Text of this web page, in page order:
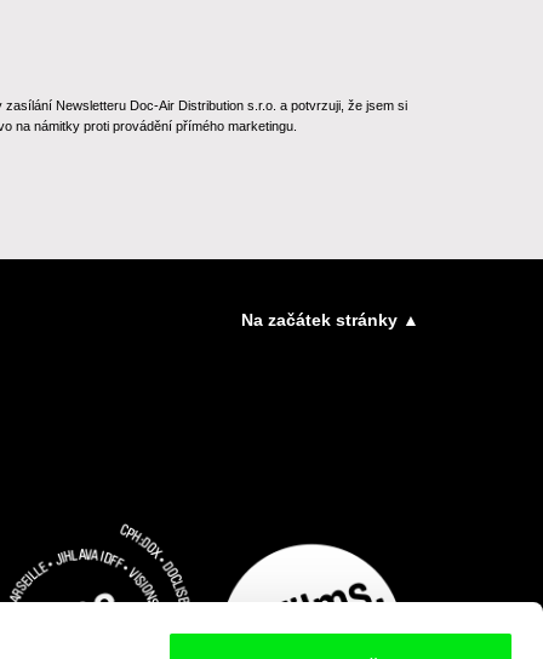
Newsletteru Doc-Air Distribution s.r.o. a potvrzuji, že jsem si
na námitky proti provádění přímého marketingu.
Na začátek stránky ▲